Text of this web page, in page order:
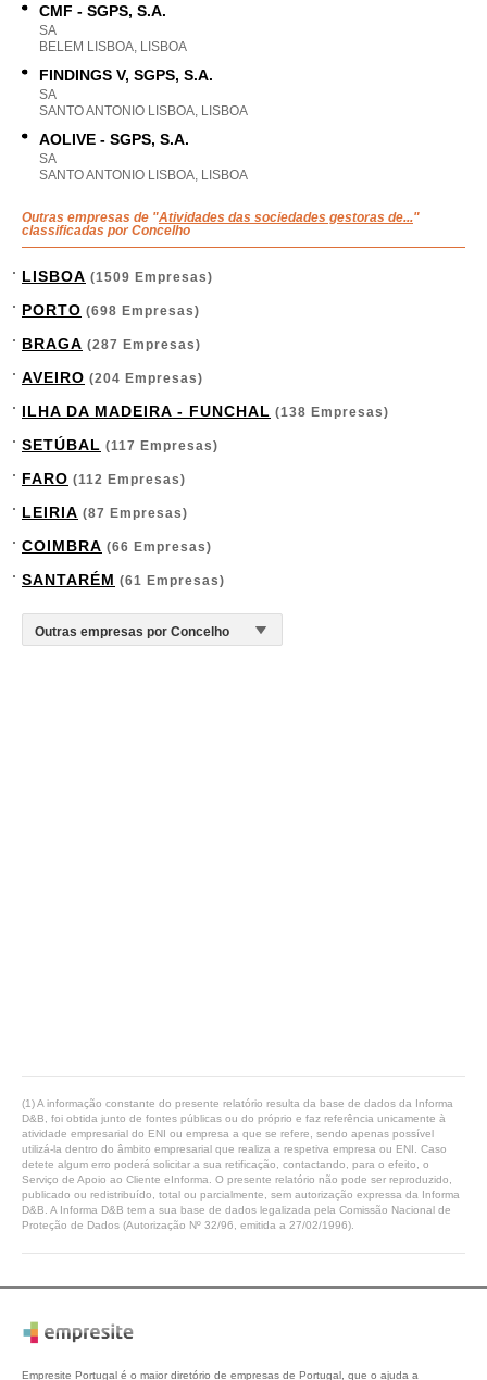
CMF - SGPS, S.A.
SA
BELEM LISBOA, LISBOA
FINDINGS V, SGPS, S.A.
SA
SANTO ANTONIO LISBOA, LISBOA
AOLIVE - SGPS, S.A.
SA
SANTO ANTONIO LISBOA, LISBOA
Outras empresas de "Atividades das sociedades gestoras de..."
classificadas por Concelho
LISBOA (1509 Empresas)
PORTO (698 Empresas)
BRAGA (287 Empresas)
AVEIRO (204 Empresas)
ILHA DA MADEIRA - FUNCHAL (138 Empresas)
SETÚBAL (117 Empresas)
FARO (112 Empresas)
LEIRIA (87 Empresas)
COIMBRA (66 Empresas)
SANTARÉM (61 Empresas)
(1) A informação constante do presente relatório resulta da base de dados da Informa
D&B, foi obtida junto de fontes públicas ou do próprio e faz referência unicamente à
atividade empresarial do ENI ou empresa a que se refere, sendo apenas possível
utilizá-la dentro do âmbito empresarial que realiza a respetiva empresa ou ENI. Caso
detete algum erro poderá solicitar a sua retificação, contactando, para o efeito, o
Serviço de Apoio ao Cliente eInforma. O presente relatório não pode ser reproduzido,
publicado ou redistribuído, total ou parcialmente, sem autorização expressa da Informa
D&B. A Informa D&B tem a sua base de dados legalizada pela Comissão Nacional de
Proteção de Dados (Autorização Nº 32/96, emitida a 27/02/1996).
Empresite Portugal é o maior diretório de empresas de Portugal, que o ajuda a